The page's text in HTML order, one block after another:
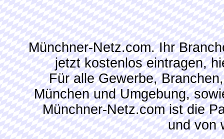
Münchner-Netz.com. Ihr
jetzt kostenlos eintragen,
Für alle Gewerbe,
München und Umgebung,
Münchner-Netz.com ist die
und von